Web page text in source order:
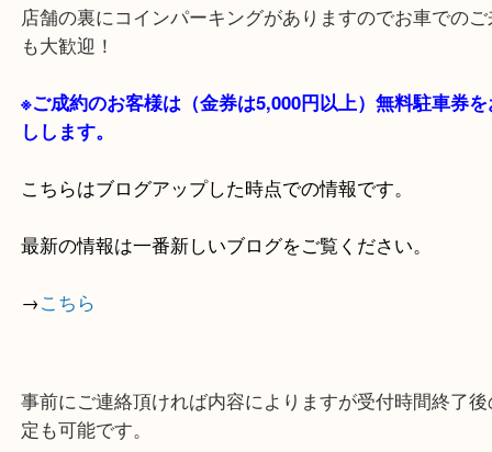
・当店の特徴
貴金属・ブランドなどの他にも鉄道模型・骨董品・
で業界最多の買取品目数で使わなくなったお品物を
全国1,100店舗以上で展開中の買取大吉！
店舗の裏にコインパーキングがありますのでお車で
※ご成約のお客様は（金券は5,000円以上）無料駐車
しします。